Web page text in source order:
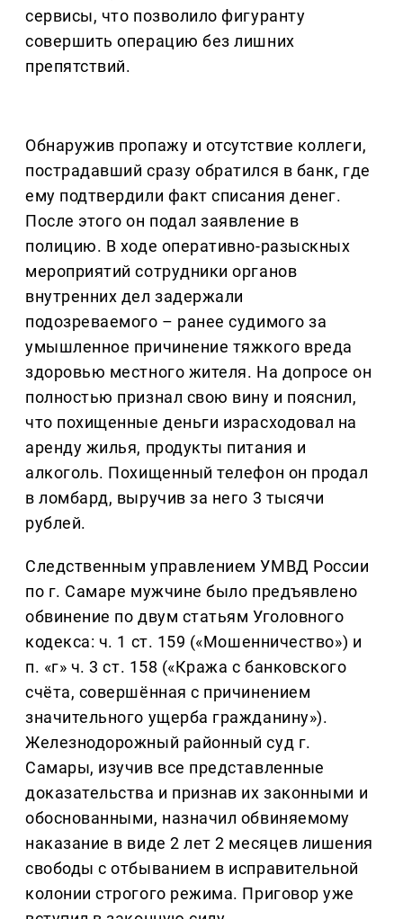
сервисы, что позволило фигуранту
совершить операцию без лишних
препятствий.
Обнаружив пропажу и отсутствие коллеги,
пострадавший сразу обратился в банк, где
ему подтвердили факт списания денег.
После этого он подал заявление в
полицию. В ходе оперативно-разыскных
мероприятий сотрудники органов
внутренних дел задержали
подозреваемого – ранее судимого за
умышленное причинение тяжкого вреда
здоровью местного жителя. На допросе он
полностью признал свою вину и пояснил,
что похищенные деньги израсходовал на
аренду жилья, продукты питания и
алкоголь. Похищенный телефон он продал
в ломбард, выручив за него 3 тысячи
рублей.
Следственным управлением УМВД России
по г. Самаре мужчине было предъявлено
обвинение по двум статьям Уголовного
кодекса: ч. 1 ст. 159 («Мошенничество») и
п. «г» ч. 3 ст. 158 («Кража с банковского
счёта, совершённая с причинением
значительного ущерба гражданину»).
Железнодорожный районный суд г.
Самары, изучив все представленные
доказательства и признав их законными и
обоснованными, назначил обвиняемому
наказание в виде 2 лет 2 месяцев лишения
свободы с отбыванием в исправительной
колонии строгого режима. Приговор уже